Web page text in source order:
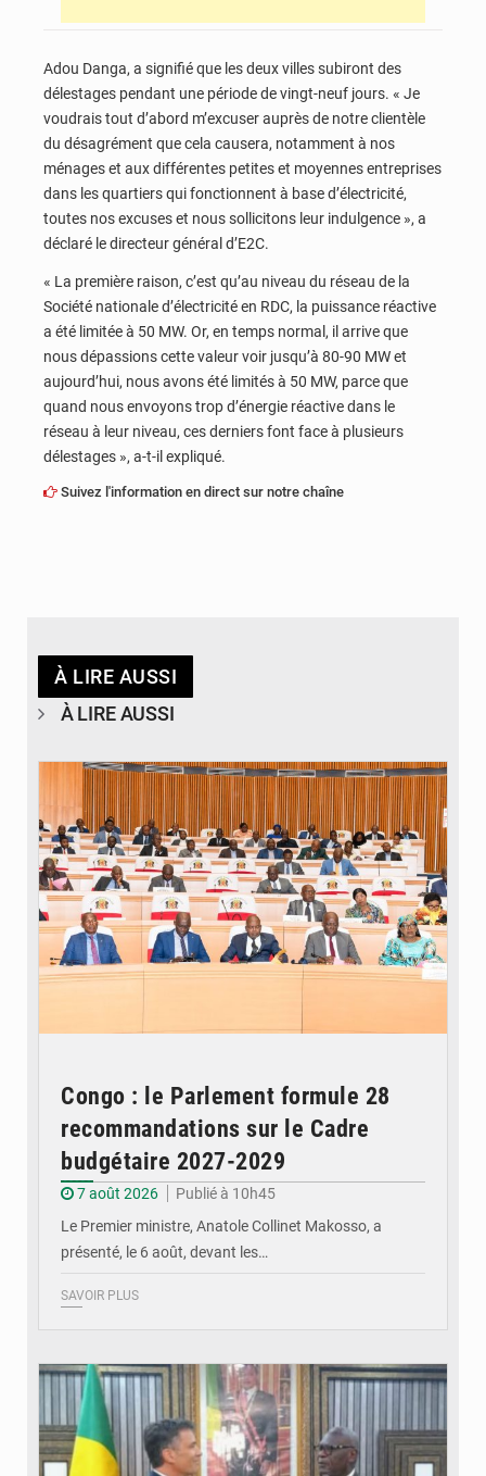
Adou Danga, a signifié que les deux villes subiront des
délestages pendant une période de vingt-neuf jours. « Je
voudrais tout d’abord m’excuser auprès de notre clientèle
du désagrément que cela causera, notamment à nos
ménages et aux différentes petites et moyennes entreprises
dans les quartiers qui fonctionnent à base d’électricité,
toutes nos excuses et nous sollicitons leur indulgence », a
déclaré le directeur général d’E2C.
« La première raison, c’est qu’au niveau du réseau de la
Société nationale d’électricité en RDC, la puissance réactive
a été limitée à 50 MW. Or, en temps normal, il arrive que
nous dépassions cette valeur voir jusqu’à 80-90 MW et
aujourd’hui, nous avons été limités à 50 MW, parce que
quand nous envoyons trop d’énergie réactive dans le
réseau à leur niveau, ces derniers font face à plusieurs
délestages », a-t-il expliqué.
Suivez l'information en direct sur notre chaîne
À LIRE AUSSI
À LIRE AUSSI
Congo : le Parlement formule 28
recommandations sur le Cadre
budgétaire 2027-2029
7 août 2026
Publié à 10h45
Le Premier ministre, Anatole Collinet Makosso, a
présenté, le 6 août, devant les…
SAVOIR PLUS